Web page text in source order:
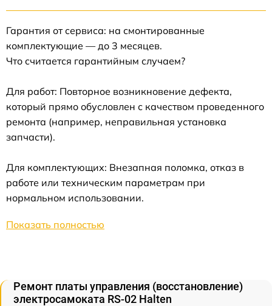
Гарантия от сервиса: на смонтированные
комплектующие — до 3 месяцев.
Что считается гарантийным случаем?
Для работ: Повторное возникновение дефекта,
который прямо обусловлен с качеством проведенного
ремонта (например, неправильная установка
запчасти).
Для комплектующих: Внезапная поломка, отказ в
работе или техническим параметрам при
нормальном использовании.
Показать полностью
Ремонт платы управления (восстановление)
электросамоката RS-02 Halten